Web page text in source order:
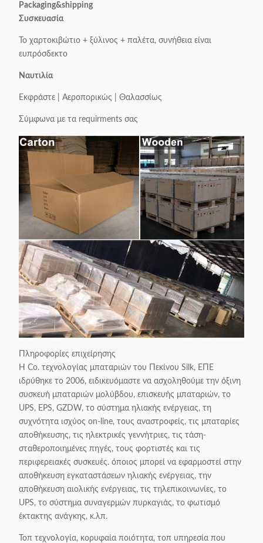
Packaging&shipping
Συσκευασία
Το χαρτοκιβώτιο + ξύλινος + παλέτα, συνήθεια είναι
ευπρόσδεκτο
Ναυτιλία
Εκφράστε | Αεροπορικώς | Θαλασσίως
Σύμφωνα με τα requirments σας
Πληροφορίες επιχείρησης
Η Co. τεχνολογίας μπαταριών του Πεκίνου Silk, ΕΠΕ
ιδρύθηκε το 2006, ειδικευόμαστε να ασχοληθούμε την όξινη
συσκευή μπαταριών μολύβδου, επισκευής μπαταριών, το
UPS, EPS, GZDW, το σύστημα ηλιακής ενέργειας, τη
συχνότητα ισχύος on-line, τους αναστροφείς, τις μπαταρίες
αποθήκευσης, τις ηλεκτρικές γεννήτριες, τις τάση-
σταθεροποιημένες πηγές, τους φορτιστές και τις
περιφερειακές συσκευές. όποιος μπορεί να εφαρμοστεί στην
αποθήκευση εγκαταστάσεων ηλιακής ενέργειας, την
αποθήκευση αιολικής ενέργειας, τις τηλεπικοινωνίες, το
UPS, το σύστημα συναγερμών πυρκαγιάς, το φωτισμό
έκτακτης ανάγκης, κ.λπ.
Τοπ τεχνολογία, κορυφαία ποιότητα, τοπ υπηρεσία που